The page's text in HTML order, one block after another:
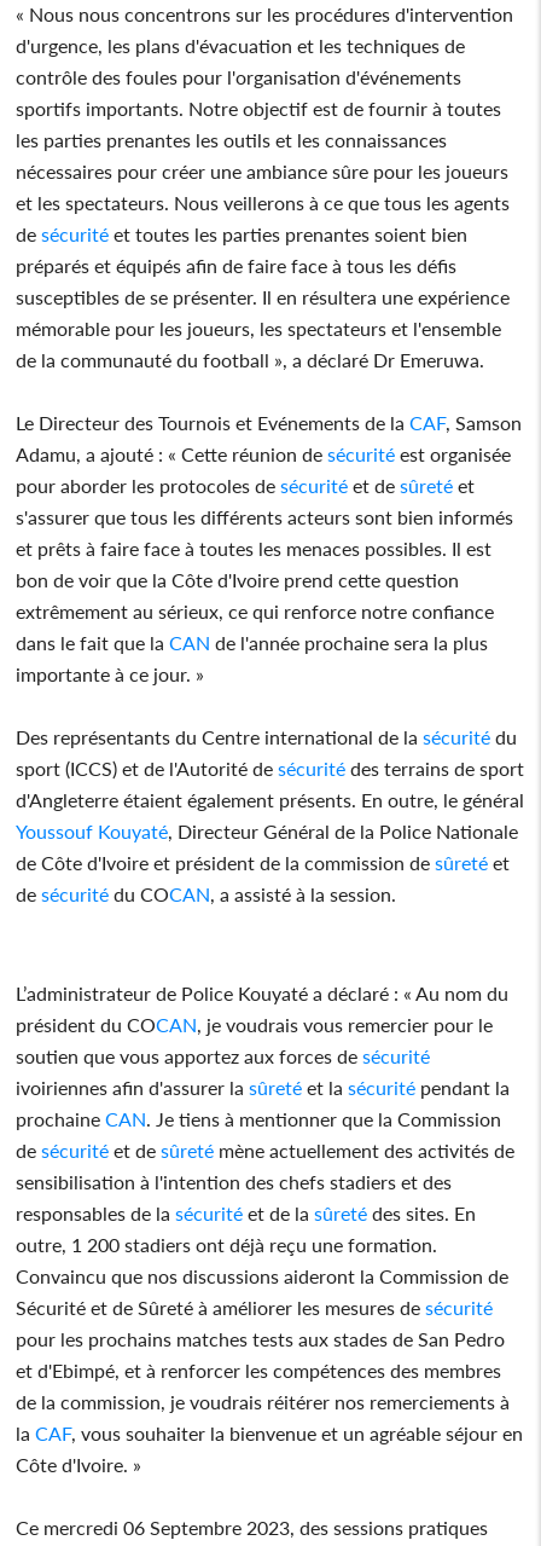
« Nous nous concentrons sur les procédures d'intervention
d'urgence, les plans d'évacuation et les techniques de
contrôle des foules pour l'organisation d'événements
sportifs importants. Notre objectif est de fournir à toutes
les parties prenantes les outils et les connaissances
nécessaires pour créer une ambiance sûre pour les joueurs
et les spectateurs. Nous veillerons à ce que tous les agents
desécurité et toutes les parties prenantes soient bien
préparés et équipés afin de faire face à tous les défis
susceptibles de se présenter. Il en résultera une expérience
mémorable pour les joueurs, les spectateurs et l'ensemble
de la communauté du football », a déclaré Dr Emeruwa.
Le Directeur des Tournois et Evénements de laCAF, Samson
Adamu, a ajouté : « Cette réunion desécurité est organisée
pour aborder les protocoles desécurité et desûreté et
s'assurer que tous les différents acteurs sont bien informés
et prêts à faire face à toutes les menaces possibles. Il est
bon de voir que la Côte d'Ivoire prend cette question
extrêmement au sérieux, ce qui renforce notre confiance
dans le fait que laCAN de l'année prochaine sera la plus
importante à ce jour. »
Des représentants du Centre international de lasécurité du
sport (ICCS) et de l'Autorité desécurité des terrains de sport
d'Angleterre étaient également présents. En outre, le général
Youssouf Kouyaté, Directeur Général de la Police Nationale
de Côte d'Ivoire et président de la commission desûreté et
desécurité du COCAN, a assisté à la session.
L’administrateur de Police Kouyaté a déclaré : « Au nom du
président du COCAN, je voudrais vous remercier pour le
soutien que vous apportez aux forces desécurité
ivoiriennes afin d'assurer lasûreté et lasécurité pendant la
prochaineCAN. Je tiens à mentionner que la Commission
desécurité et desûreté mène actuellement des activités de
sensibilisation à l'intention des chefs stadiers et des
responsables de lasécurité et de lasûreté des sites. En
outre, 1 200 stadiers ont déjà reçu une formation.
Convaincu que nos discussions aideront la Commission de
Sécurité et de Sûreté à améliorer les mesures desécurité
pour les prochains matches tests aux stades de San Pedro
et d'Ebimpé, et à renforcer les compétences des membres
de la commission, je voudrais réitérer nos remerciements à
laCAF, vous souhaiter la bienvenue et un agréable séjour en
Côte d'Ivoire. »
Ce mercredi 06 Septembre 2023, des sessions pratiques